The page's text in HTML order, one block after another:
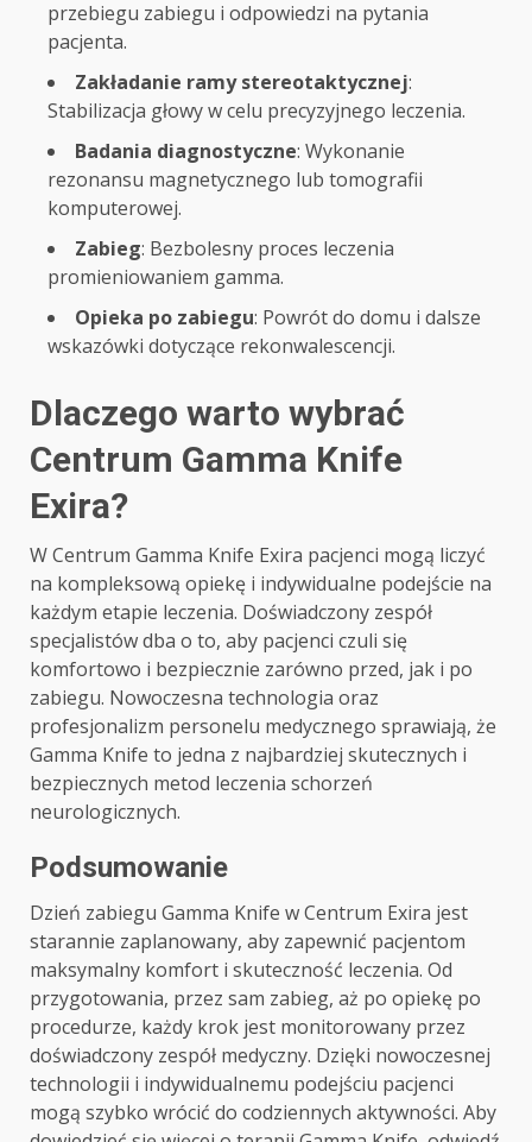
przebiegu zabiegu i odpowiedzi na pytania
pacjenta.
Zakładanie ramy stereotaktycznej:
Stabilizacja głowy w celu precyzyjnego leczenia.
Badania diagnostyczne: Wykonanie
rezonansu magnetycznego lub tomografii
komputerowej.
Zabieg: Bezbolesny proces leczenia
promieniowaniem gamma.
Opieka po zabiegu: Powrót do domu i dalsze
wskazówki dotyczące rekonwalescencji.
Dlaczego warto wybrać
Centrum Gamma Knife
Exira?
W Centrum Gamma Knife Exira pacjenci mogą liczyć
na kompleksową opiekę i indywidualne podejście na
każdym etapie leczenia. Doświadczony zespół
specjalistów dba o to, aby pacjenci czuli się
komfortowo i bezpiecznie zarówno przed, jak i po
zabiegu. Nowoczesna technologia oraz
profesjonalizm personelu medycznego sprawiają, że
Gamma Knife to jedna z najbardziej skutecznych i
bezpiecznych metod leczenia schorzeń
neurologicznych.
Podsumowanie
Dzień zabiegu Gamma Knife w Centrum Exira jest
starannie zaplanowany, aby zapewnić pacjentom
maksymalny komfort i skuteczność leczenia. Od
przygotowania, przez sam zabieg, aż po opiekę po
procedurze, każdy krok jest monitorowany przez
doświadczony zespół medyczny. Dzięki nowoczesnej
technologii i indywidualnemu podejściu pacjenci
mogą szybko wrócić do codziennych aktywności. Aby